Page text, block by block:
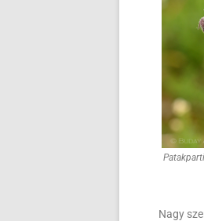
Nagy